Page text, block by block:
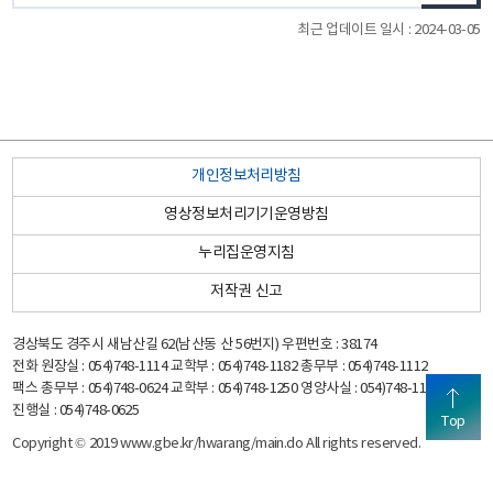
최근 업데이트 일시 : 2024-03-05
누
리
속
기
관/
교
시/
교
육
청
개인정보처리방침
영상정보처리기기운영방침
누리집운영지침
저작권 신고
경상북도 경주시 새남산길 62(남산동 산 56번지) 우편번호 : 38174
전화원장실 : 054)748-1114 교학부 : 054)748-1182 총무부 : 054)748-1112
팩스 총무부 : 054)748-0624 교학부 : 054)748-1250 영양사실 : 054)748-1113
진행실 : 054)748-0625
Copyright © 2019 www.gbe.kr/hwarang/main.do All rights reserved.
Top